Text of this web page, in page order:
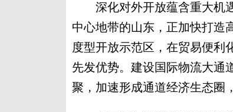
深化对外开放蕴含重大机遇
中心地带的山东，正加快打造
度型开放示范区，在贸易便利
先发优势。建设国际物流大通
聚，加速形成通道经济生态圈